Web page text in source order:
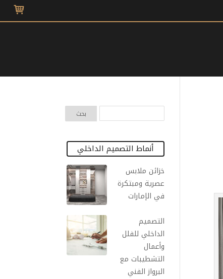
أنماط التصميم الداخلي
خزائن ملابس
عصرية ومبتكرة
في الإمارات
التصميم
الداخلي للفلل
وأعمال
التشطيبات مع
البرواز الفني